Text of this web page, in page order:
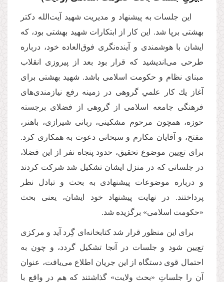
این جلسات به پیشنهاد و مدیریت شهید آیت‌الله دكتر
بهشتى برپا شد. این كار از ابتكارات شهید بهشتى بود، كه
ایشان با هوشمندى و آینده‌نگرى فوق‌العاده خود، درباره
طرحى مى‌اندیشید كه قرار بود بعد از پیروزى انقلاب
مبناى نظام و حكومت اسلامى باشد. شهید بهشتى براى
آغاز یك كار علمىِ گروهى در زمینه رفع نیازمندى‌هاى
فرهنگى جامعه اسلامى از گروهى از فضلاى برجسته
حوزه، همچون مرحوم مشكینى، ربانى شیرازى، باهنر،
مفتح، و آقایان مكارم و سبحانى دعوت به همكارى كرد.
براى تع‌یین موضوع تحقیق، حدود پنجاه نفر از این فضلا،
در جلساتى كه در منزل ایشان تشكیل شد شركت كردند
و درباره موضوعات پیشنهادى به بحث و تبادل نظر
پرداختند. در نهایت پیشنهاد خود ایشان، یعنى بحث
«حكومت اسلامى» برگزیده شد.
براى این منظور قرار شد كتابخانه‌اى گِرد آید و مركزى
تع‌یین شود و جلسات در آنجا تشكیل گردد، و چون به
احتمال قوى دستگاه از این جریان اطلاع مى‌یافت، عنوان
آن را جلساتِ «بحث ولایت» گذاشتند كه هم در واقع با